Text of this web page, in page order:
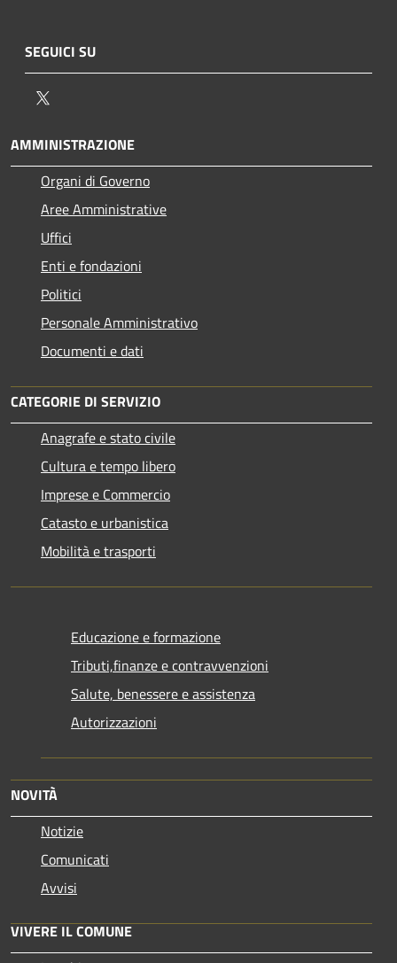
SEGUICI SU
AMMINISTRAZIONE
Organi di Governo
Aree Amministrative
Uffici
Enti e fondazioni
Politici
Personale Amministrativo
Documenti e dati
CATEGORIE DI SERVIZIO
Anagrafe e stato civile
Cultura e tempo libero
Imprese e Commercio
Catasto e urbanistica
Mobilità e trasporti
Educazione e formazione
Tributi,finanze e contravvenzioni
Salute, benessere e assistenza
Autorizzazioni
NOVITÀ
Notizie
Comunicati
Avvisi
VIVERE IL COMUNE